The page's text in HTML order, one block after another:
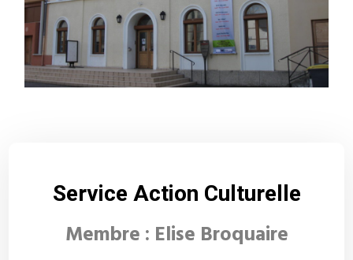
Service Action Culturelle
Membre : Elise Broquaire